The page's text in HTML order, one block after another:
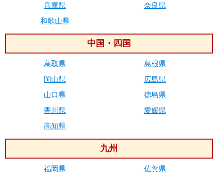
兵庫県
奈良県
和歌山県
中国・四国
鳥取県
島根県
岡山県
広島県
山口県
徳島県
香川県
愛媛県
高知県
九州
福岡県
佐賀県